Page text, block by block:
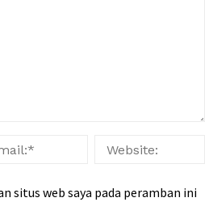
situs web saya pada peramban ini